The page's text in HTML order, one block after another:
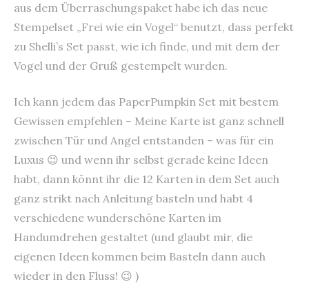
aus dem Überraschungspaket habe ich das neue
Stempelset „Frei wie ein Vogel“ benutzt, dass perfekt
zu Shelli’s Set passt, wie ich finde, und mit dem der
Vogel und der Gruß gestempelt wurden.
Ich kann jedem das PaperPumpkin Set mit bestem
Gewissen empfehlen – Meine Karte ist ganz schnell
zwischen Tür und Angel entstanden – was für ein
Luxus 😉 und wenn ihr selbst gerade keine Ideen
habt, dann könnt ihr die 12 Karten in dem Set auch
ganz strikt nach Anleitung basteln und habt 4
verschiedene wunderschöne Karten im
Handumdrehen gestaltet (und glaubt mir, die
eigenen Ideen kommen beim Basteln dann auch
wieder in den Fluss! 😉 )